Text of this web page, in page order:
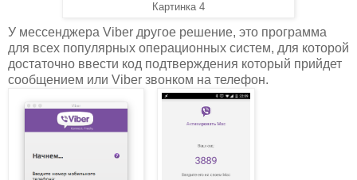
Картинка 4
У мессенджера Viber другое решение, это программа
для всех популярных операционных систем, для которой
достаточно ввести код подтверждения который прийдет
сообщением или Viber звонком на телефон.